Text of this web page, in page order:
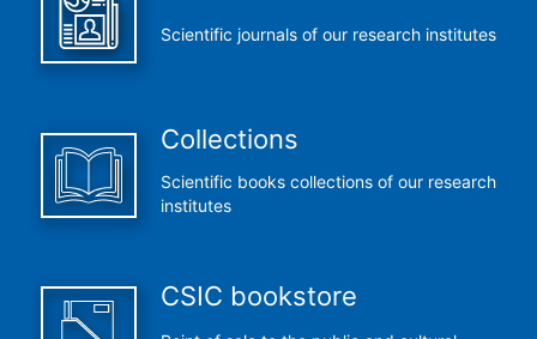
Scientific journals of our research institutes
Collections
Scientific books collections of our research
institutes
CSIC bookstore